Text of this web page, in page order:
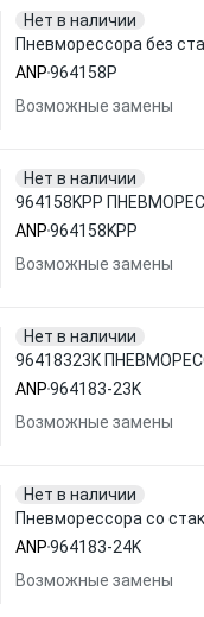
Нет в наличии
Пневморессора без
ANP964158P
Возможные замены
Нет в наличии
964158KPP
ANP964158KPP
Возможные замены
Нет в наличии
96418323K
ANP964183-23K
Возможные замены
Нет в наличии
Пневморессора со
ANP964183-24K
Возможные замены